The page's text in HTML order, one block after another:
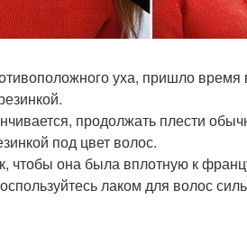
уха, пришло
продолжать плести
под цвет волос.
чтобы она была вплотную к
лаком для волос